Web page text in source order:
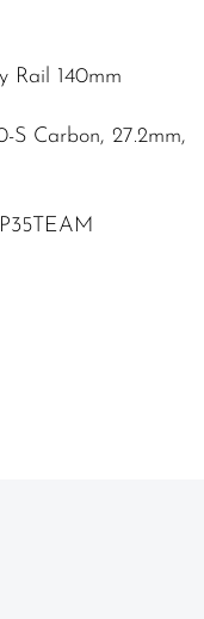
Rail 140mm
S Carbon, 27.2mm,